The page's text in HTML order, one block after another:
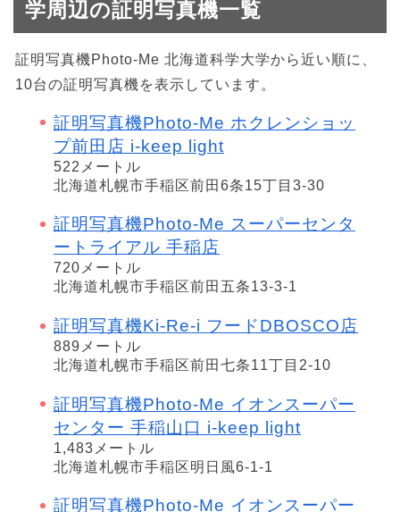
学周辺の証明写真機一覧
証明写真機Photo-Me 北海道科学大学から近い順に、
10台の証明写真機を表示しています。
証明写真機Photo-Me ホクレンショッ
プ前田店 i-keep light
522メートル
北海道札幌市手稲区前田6条15丁目3-30
証明写真機Photo-Me スーパーセンタ
ートライアル 手稲店
720メートル
北海道札幌市手稲区前田五条13-3-1
証明写真機Ki-Re-i フードDBOSCO店
889メートル
北海道札幌市手稲区前田七条11丁目2-10
証明写真機Photo-Me イオンスーパー
センター 手稲山口 i-keep light
1,483メートル
北海道札幌市手稲区明日風6-1-1
証明写真機Photo-Me イオンスーパー